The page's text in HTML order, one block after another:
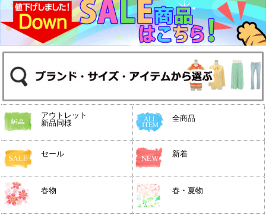
アウトレット
新品同様
全商品
セール 新着
春物 春・夏物